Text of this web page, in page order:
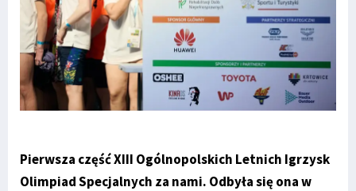
Pierwsza część XIII Ogólnopolskich Letnich Igrzysk
Olimpiad Specjalnych za nami. Odbyła się ona w